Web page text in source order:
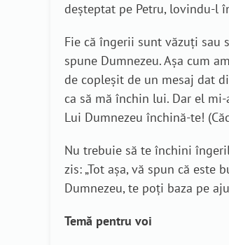
deşteptat pe Petru, lovindu-l
Fie că îngerii sunt văzuți sau
spune Dumnezeu. Așa cum
de copleșit de un mesaj dat
ca să mă închin lui. Dar el
Lui Dumnezeu închină-te!
Nu trebuie să te închini
zis: „Tot aşa, vă spun că
Dumnezeu, te poți baza pe
Temă pentru voi